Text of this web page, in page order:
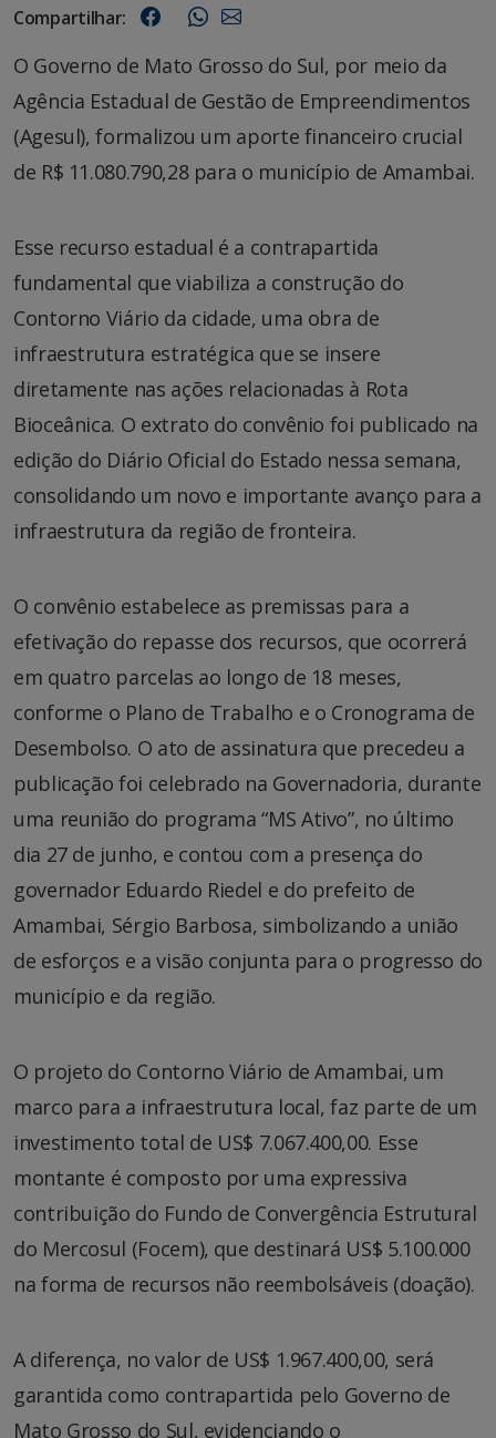
Compartilhar:
O Governo de Mato Grosso do Sul, por meio da
Agência Estadual de Gestão de Empreendimentos
(Agesul), formalizou um aporte financeiro crucial
de R$ 11.080.790,28 para o município de Amambai.
Esse recurso estadual é a contrapartida
fundamental que viabiliza a construção do
Contorno Viário da cidade, uma obra de
infraestrutura estratégica que se insere
diretamente nas ações relacionadas à Rota
Bioceânica. O extrato do convênio foi publicado na
edição do Diário Oficial do Estado nessa semana,
consolidando um novo e importante avanço para a
infraestrutura da região de fronteira.
O convênio estabelece as premissas para a
efetivação do repasse dos recursos, que ocorrerá
em quatro parcelas ao longo de 18 meses,
conforme o Plano de Trabalho e o Cronograma de
Desembolso. O ato de assinatura que precedeu a
publicação foi celebrado na Governadoria, durante
uma reunião do programa “MS Ativo”, no último
dia 27 de junho, e contou com a presença do
governador Eduardo Riedel e do prefeito de
Amambai, Sérgio Barbosa, simbolizando a união
de esforços e a visão conjunta para o progresso do
município e da região.
O projeto do Contorno Viário de Amambai, um
marco para a infraestrutura local, faz parte de um
investimento total de US$ 7.067.400,00. Esse
montante é composto por uma expressiva
contribuição do Fundo de Convergência Estrutural
do Mercosul (Focem), que destinará US$ 5.100.000
na forma de recursos não reembolsáveis (doação).
A diferença, no valor de US$ 1.967.400,00, será
garantida como contrapartida pelo Governo de
Mato Grosso do Sul, evidenciando o